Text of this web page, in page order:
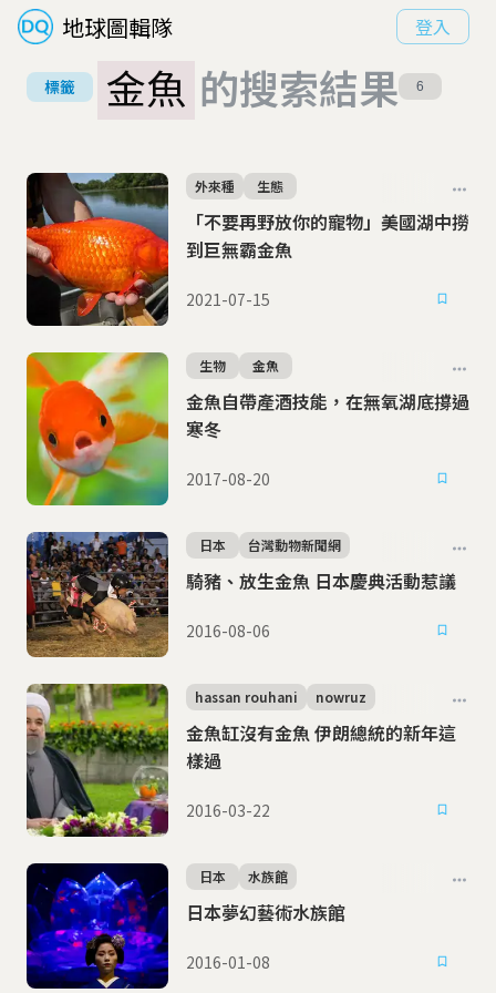
地球圖輯隊 登入
標籤 金魚 的搜索結果 6
「不要再野放你的寵物」美國湖中撈
到巨無霸金魚
外來種 生態
2021-07-15
金魚自帶產酒技能，在無氧湖底撐過
寒冬
生物 金魚
2017-08-20
騎豬、放生金魚 日本慶典活動惹議
日本 台灣動物新聞網
2016-08-06
金魚缸沒有金魚 伊朗總統的新年這
樣過
hassan rouhani nowruz
2016-03-22
日本夢幻藝術水族館
日本 水族館
2016-01-08